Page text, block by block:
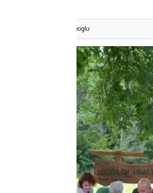
kot svoj prednostni vir na Googlu